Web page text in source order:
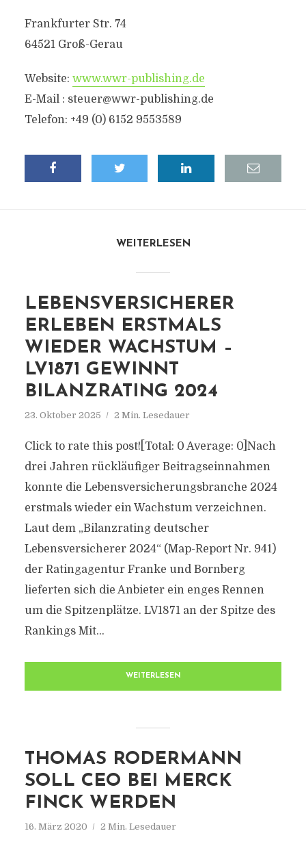
Frankfurter Str. 74
64521 Groß-Gerau
Website: www.wwr-publishing.de
E-Mail : steuer@wwr-publishing.de
Telefon: +49 (0) 6152 9553589
WEITERLESEN
LEBENSVERSICHERER
ERLEBEN ERSTMALS
WIEDER WACHSTUM –
LV1871 GEWINNT
BILANZRATING 2024
23. Oktober 2025 2 Min. Lesedauer
Click to rate this post![Total: 0 Average: 0]Nach
drei Jahren rückläufiger Beitragseinnahmen
konnte die Lebensversicherungsbranche 2024
erstmals wieder ein Wachstum verzeichnen.
Laut dem „Bilanzrating deutscher
Lebensversicherer 2024“ (Map-Report Nr. 941)
der Ratingagentur Franke und Bornberg
lieferten sich die Anbieter ein enges Rennen
um die Spitzenplätze. LV1871 an der Spitze des
Rankings Mit...
WEITERLESEN
THOMAS RODERMANN
SOLL CEO BEI MERCK
FINCK WERDEN
16. März 2020 2 Min. Lesedauer